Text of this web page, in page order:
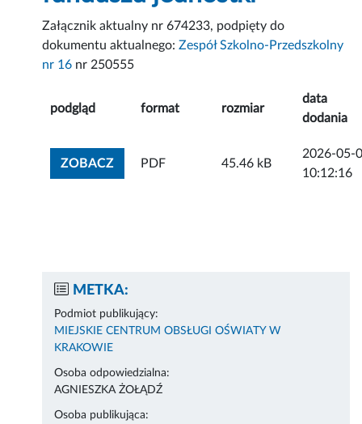
Załącznik aktualny nr 674233, podpięty do
dokumentu aktualnego:Zespół Szkolno-Przedszkolny
nr 16 nr 250555
podgląd format rozmiar
data
dodania
ZOBACZZOBACZ ZAŁĄCZNIK
PDF 45.46 kB
2026-05-
10:12:16
METKA:
Podmiot publikujący:
MIEJSKIE CENTRUM OBSŁUGI OŚWIATY W
KRAKOWIE
Osoba odpowiedzialna:
AGNIESZKA ŻOŁĄDŹ
Osoba publikująca: